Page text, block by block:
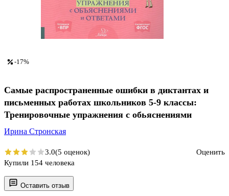
Оставить отзыв
-17%
Самые распространенные ошибки в диктантах и
письменных работах школьников 5-9 классы:
Тренировочные упражнения с обьяснениями
Ирина Стронская
3.0(5 оценок)
Оценить
Купили 154 человека